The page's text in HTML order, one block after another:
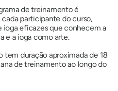
de treinamento é
participante do curso,
ioga eficazes que conhecem a
e a ioga como arte.
tem duração aproximada de 18
de treinamento ao longo do